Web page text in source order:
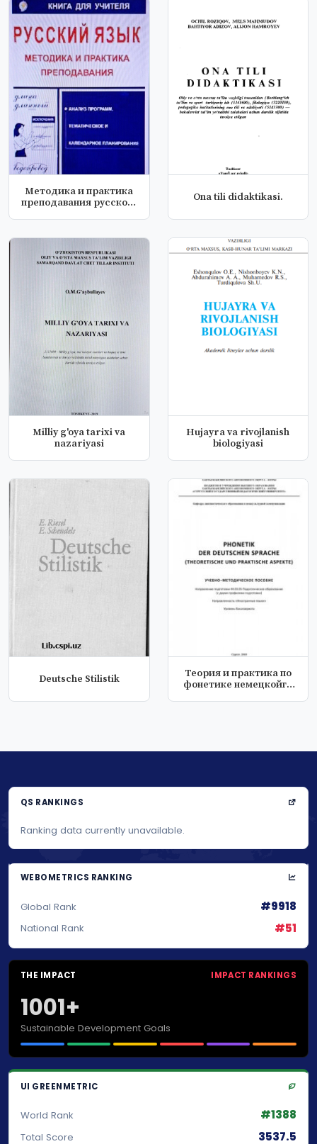
Методика и практика
преподавания русского
Ona tili didaktikasi.
Milliy g'oya tarixi va
nazariyasi
Hujayra va rivojlanish
biologiyasi
Deutsche Stilistik
Теория и практика по
фонетике немецкойго
QS RANKINGS
Ranking data currently unavailable.
WEBOMETRICS RANKING
Global Rank #9918
National Rank #51
THE IMPACT IMPACT RANKINGS
1001+
Sustainable Development Goals
UI GREENMETRIC
World Rank #1388
Total Score 3537.5